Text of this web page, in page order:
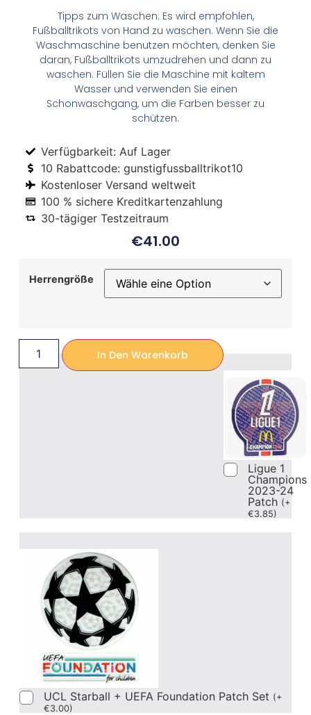
Tipps zum Waschen: Es wird empfohlen,
Fußballtrikots von Hand zu waschen. Wenn Sie die
Waschmaschine benutzen möchten, denken Sie
daran, Fußballtrikots umzudrehen und dann zu
waschen. Füllen Sie die Maschine mit kaltem
Wasser und verwenden Sie einen
Schonwaschgang, um die Farben besser zu
schützen.
Verfügbarkeit: Auf Lager
10 Rabattcode: gunstigfussballtrikot10
Kostenloser Versand weltweit
100 % sichere Kreditkartenzahlung
30-tägiger Testzeitraum
€41.00
Herrengröße
In Den Warenkorb
Ligue 1
Champions
2023-24
Patch (+
€3.85)
UCL Starball + UEFA Foundation Patch Set (+
€3.00)